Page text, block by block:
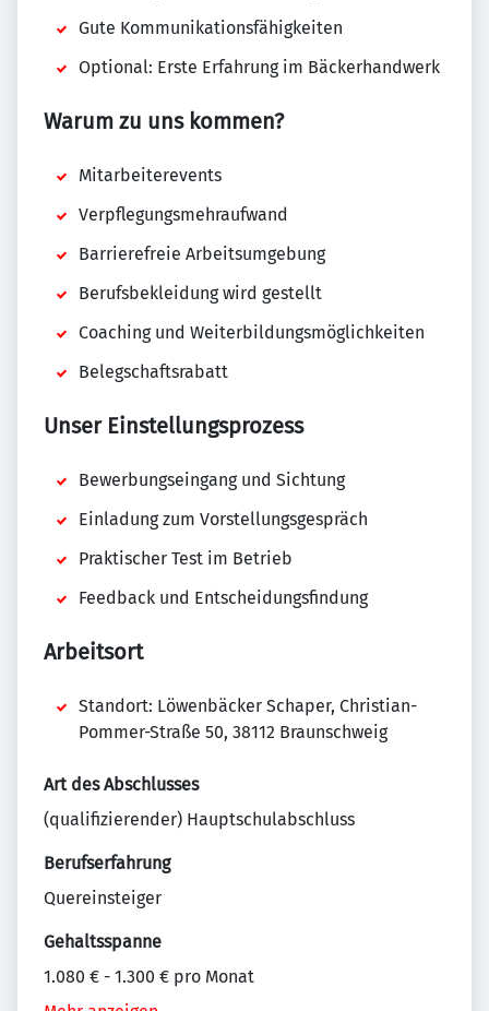
Gute Kommunikationsfähigkeiten
Optional: Erste Erfahrung im Bäckerhandwerk
Warum zu uns kommen?
Mitarbeiterevents
Verpflegungsmehraufwand
Barrierefreie Arbeitsumgebung
Berufsbekleidung wird gestellt
Coaching und Weiterbildungsmöglichkeiten
Belegschaftsrabatt
Unser Einstellungsprozess
Bewerbungseingang und Sichtung
Einladung zum Vorstellungsgespräch
Praktischer Test im Betrieb
Feedback und Entscheidungsfindung
Arbeitsort
Standort: Löwenbäcker Schaper, Christian-
Pommer-Straße 50, 38112 Braunschweig
Art des Abschlusses
(qualifizierender) Hauptschulabschluss
Berufserfahrung
Quereinsteiger
Gehaltsspanne
1.080 € - 1.300 € pro Monat